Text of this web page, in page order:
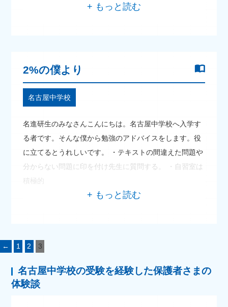
2%の僕より
名古屋中学校
名進研生のみなさんこんにちは。名古屋中学校へ入学す
る者です。そんな僕から勉強のアドバイスをします。役
に立てるとうれしいです。 ・テキストの間違えた問題や
分からない問題に印を付け先生に質問する。 ・自習室は
積極的
← 1 2 3
名古屋中学校の受験を経験した保護者さまの
体験談